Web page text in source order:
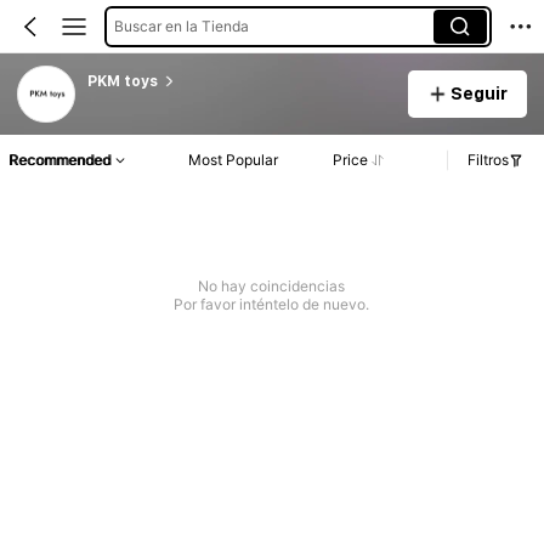
Buscar en la Tienda
PKM toys
Seguir
Recommended Most Popular Price Filtros
No hay coincidencias
Por favor inténtelo de nuevo.